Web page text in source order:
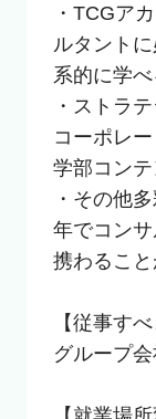
・TCGア
ルタント
系的に学べ
・ストラ
コーポレ
学部コン
・その他
年でコン
携わるこ
【従事す
グループ